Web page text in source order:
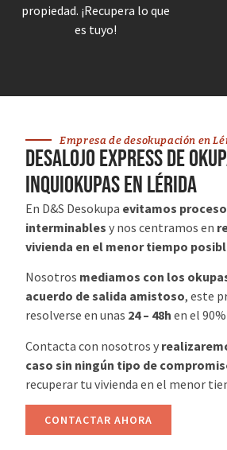
propiedad. ¡Recupera lo que
es tuyo!
Empresa de desokupación en
desalojo express de
inquiokupas en Lérida
En D&S Desokupa evitamos
interminables y nos centramos en
vivienda en el menor tiempo
Nosotros mediamos con los
acuerdo de salida amistoso, este
resolverse en unas 24 – 48h en el
Contacta con nosotros y
caso sin ningún tipo de
recuperar tu vivienda en el menor
CONTACTAR AHORA